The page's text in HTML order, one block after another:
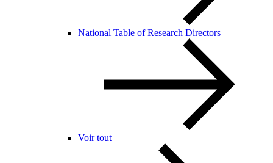
National Table of Research Directors
Voir tout